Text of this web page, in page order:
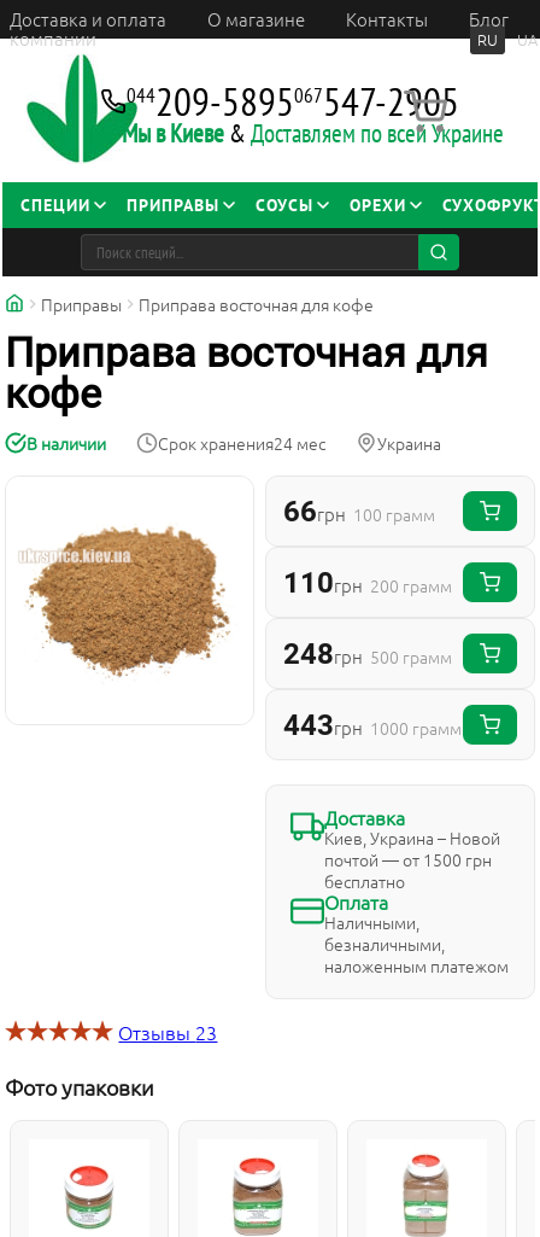
Доставка и оплата О магазине Контакты Блог
компании RU UA
044209-5895067547-2905
Мы в Киеве &Доставляем по всей Украине
СПЕЦИИ ПРИПРАВЫ СОУСЫ ОРЕХИ
Приправы Приправа восточная для кофе
Приправа восточная для
кофе
В наличии Срок хранения24 мес Украина
66грн 100 грамм
110грн 200 грамм
248грн 500 грамм
443грн 1000 грамм
Доставка
Киев, Украина – Новой
почтой — от 1500 грн
бесплатно
Оплата
Наличными,
безналичными,
наложенным платежом
Отзывы 23
Фото упаковки